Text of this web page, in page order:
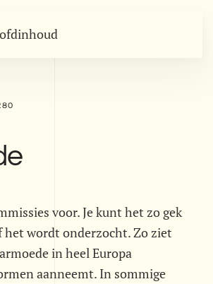
voor. Je kunt het zo gek
het wordt onderzocht. Zo ziet
in heel Europa
aanneemt. In sommige